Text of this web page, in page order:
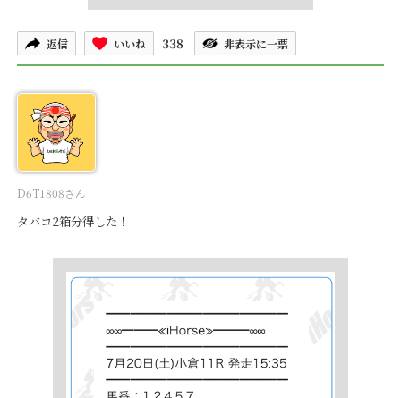
返信 いいね 338 非表示に一票
D6T1808さん
タバコ2箱分得した！